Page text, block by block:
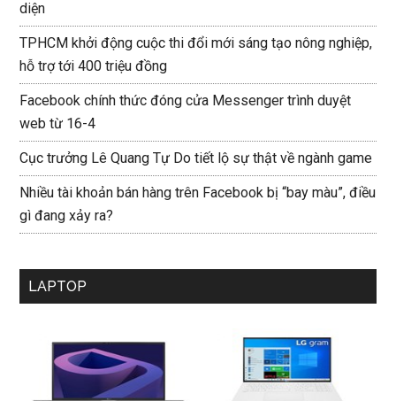
diện
TPHCM khởi động cuộc thi đổi mới sáng tạo nông nghiệp,
hỗ trợ tới 400 triệu đồng
Facebook chính thức đóng cửa Messenger trình duyệt
web từ 16-4
Cục trưởng Lê Quang Tự Do tiết lộ sự thật về ngành game
Nhiều tài khoản bán hàng trên Facebook bị “bay màu”, điều
gì đang xảy ra?
LAPTOP